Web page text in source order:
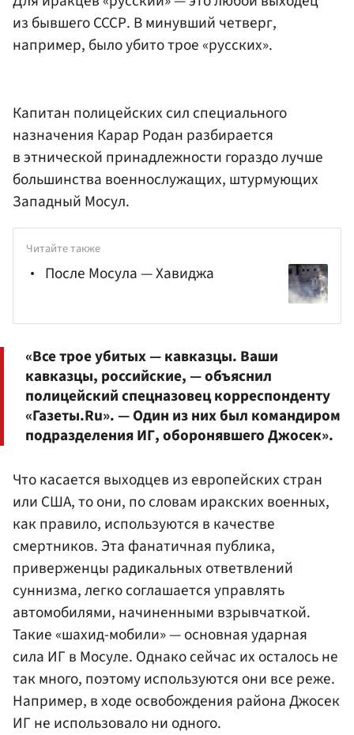
из бывшего СССР. В минувший четверг,
например, было убито трое «русских».
Капитан полицейских сил специального
назначения Карар Родан разбирается
в этнической принадлежности гораздо лучше
большинства военнослужащих, штурмующих
Западный Мосул.
Читайте также
После Мосула — Хавиджа
«Все трое убитых — кавказцы. Ваши
кавказцы, российские, — объяснил
полицейский спецназовец корреспонденту
«Газеты.Ru». — Один из них был командиром
подразделения ИГ, оборонявшего Джосек».
Что касается выходцев из европейских стран
или США, то они, по словам иракских военных,
как правило, используются в качестве
смертников. Эта фанатичная публика,
приверженцы радикальных ответвлений
суннизма, легко соглашается управлять
автомобилями, начиненными взрывчаткой.
Такие «шахид-мобили» — основная ударная
сила ИГ в Мосуле. Однако сейчас их осталось не
так много, поэтому используются они все реже.
Например, в ходе освобождения района Джосек
ИГ не использовало ни одного.